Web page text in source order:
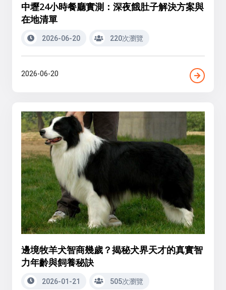
中壢24小時餐廳實測：深夜餓肚子解決方案與
在地清單
2026-06-20 220次瀏覽
2026-06-20
邊境牧羊犬智商幾歲？揭秘犬界天才的真實智
力年齡與飼養秘訣
2026-01-21 505次瀏覽